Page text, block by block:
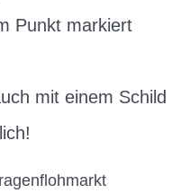
Punkt markiert
mit einem Schild